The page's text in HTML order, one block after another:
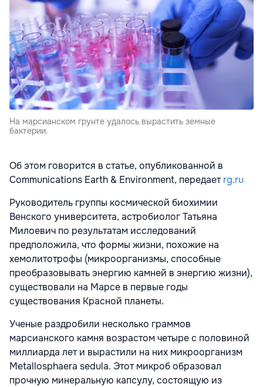
На марсианском грунте удалось вырастить земные
бактерии.
Об этом говорится в статье, опубликованной в
Communications Earth & Environment, передаетrg.ru
Руководитель группы космической биохимии
Венского университета, астробиолог Татьяна
Милоевич по результатам исследований
предположила, что формы жизни, похожие на
хемолитотрофы (микроорганизмы, способные
преобразовывать энергию камней в энергию жизни),
существовали на Марсе в первые годы
существования Красной планеты.
Ученые раздробили несколько граммов
марсианского камня возрастом четыре с половиной
миллиарда лет и вырастили на них микроорганизм
Metallosphaera sedula. Этот микроб образовал
прочную минеральную капсулу, состоящую из